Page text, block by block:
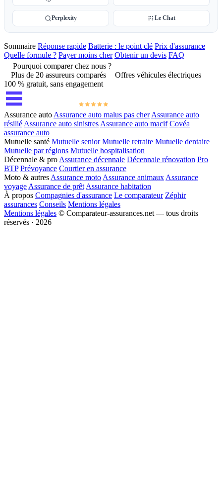
Perplexity Le Chat
Sommaire Réponse rapide Batterie : le point clé Prix d'assurance
Quelle formule ? Payer moins cher Obtenir un devis FAQ
Pourquoi comparer chez nous ?
Plus de 20 assureurs comparés
Offres véhicules électriques
100 % gratuit, sans engagement
Assurance auto Assurance auto malus pas cher Assurance auto
résilié Assurance auto sinistres Assurance auto macif Covéa
assurance auto
Mutuelle santé Mutuelle senior Mutuelle retraite Mutuelle dentaire
Mutuelle par régions Mutuelle hospitalisation
Décennale & pro Assurance décennale Décennale rénovation Pro
BTP Prévoyance Courtier en assurance
Moto & autres Assurance moto Assurance animaux Assurance
voyage Assurance de prêt Assurance habitation
À propos Compagnies d'assurance Le comparateur Zéphir
assurances Conseils Mentions légales
Mentions légales © Comparateur-assurances.net — tous droits
réservés · 2026